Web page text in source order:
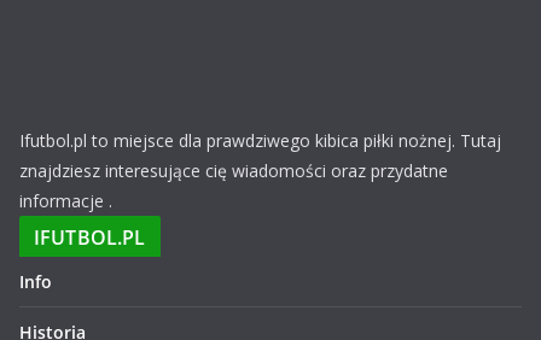
Ifutbol.pl to miejsce dla prawdziwego kibica piłki nożnej. Tutaj
znajdziesz interesujące cię wiadomości oraz przydatne
informacje .
IFUTBOL.PL
Info
Historia